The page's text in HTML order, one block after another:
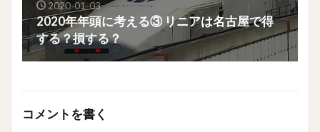
2020-01-03
2020年年頭に考える③ リニアは名古屋で得
する？損する？
コメントを書く